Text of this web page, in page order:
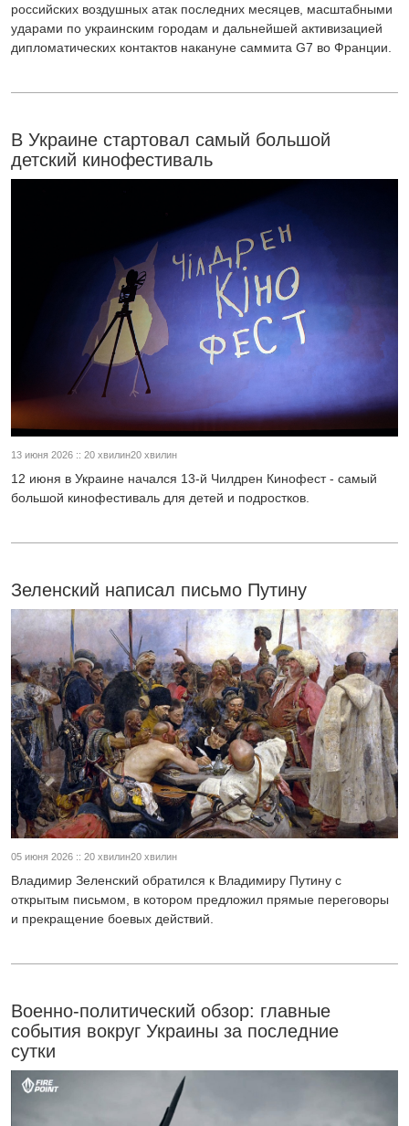
российских воздушных атак последних месяцев, масштабными
ударами по украинским городам и дальнейшей активизацией
дипломатических контактов накануне саммита G7 во Франции.
В Украине стартовал самый большой
детский кинофестиваль
13 июня 2026 :: 20 хвилин20 хвилин
12 июня в Украине начался 13-й Чилдрен Кинофест - самый
большой кинофестиваль для детей и подростков.
Зеленский написал письмо Путину
05 июня 2026 :: 20 хвилин20 хвилин
Владимир Зеленский обратился к Владимиру Путину с
открытым письмом, в котором предложил прямые переговоры
и прекращение боевых действий.
Военно-политический обзор: главные
события вокруг Украины за последние
сутки